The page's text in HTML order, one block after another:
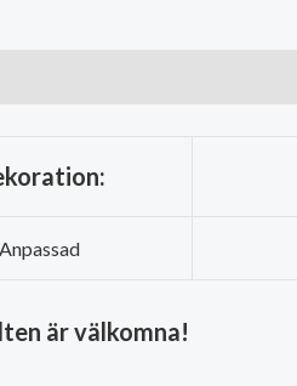
Anpassad
är välkomna!